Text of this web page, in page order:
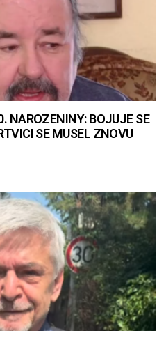
NAROZENINY: BOJUJE SE
SE MUSEL ZNOVU